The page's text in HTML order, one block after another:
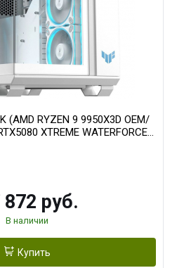
(AMD RYZEN 9 9950X3D OEM/
XTREME WATERFORCE
SSD)
872 руб.
В наличии
Купить